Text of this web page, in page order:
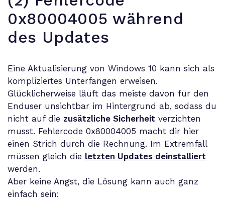
0x80004005 während
des Updates
Eine Aktualisierung von Windows 10 kann sich als
kompliziertes Unterfangen erweisen.
Glücklicherweise läuft das meiste davon für den
Enduser unsichtbar im Hintergrund ab, sodass du
nicht auf die zusätzliche Sicherheit verzichten
musst. Fehlercode 0x80004005 macht dir hier
einen Strich durch die Rechnung. Im Extremfall
müssen gleich die letzten Updates deinstalliert
werden.
Aber keine Angst, die Lösung kann auch ganz
einfach sein: